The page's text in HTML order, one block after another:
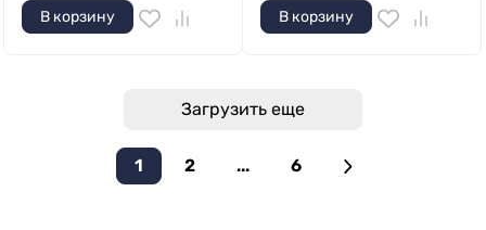
В корзину В корзину
Загрузить еще
1 2 ... 6